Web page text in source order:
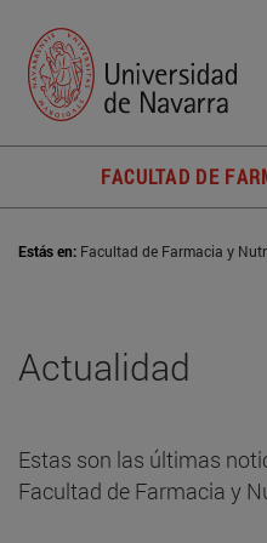
FACULTAD DE
Estás en: Facultad de Farmacia y
Actualidad
Estas son las últimas
Facultad de Farmacia y